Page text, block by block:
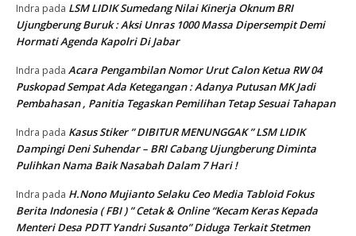
Indra pada LSM LIDIK Sumedang Nilai Kinerja Oknum BRI
Ujungberung Buruk : Aksi Unras 1000 Massa Dipersempit Demi
Hormati Agenda Kapolri Di Jabar
Indra pada Acara Pengambilan Nomor Urut Calon Ketua RW 04
Puskopad Sempat Ada Ketegangan : Adanya Putusan MK Jadi
Pembahasan , Panitia Tegaskan Pemilihan Tetap Sesuai Tahapan
Indra pada Kasus Stiker ” DIBITUR MENUNGGAK ” LSM LIDIK
Dampingi Deni Suhendar – BRI Cabang Ujungberung Diminta
Pulihkan Nama Baik Nasabah Dalam 7 Hari !
Indra pada H.Nono Mujianto Selaku Ceo Media Tabloid Fokus
Berita Indonesia ( FBI ) ” Cetak & Online “Kecam Keras Kepada
Menteri Desa PDTT Yandri Susanto” Diduga Terkait Stetmen